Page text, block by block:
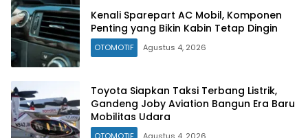
Kenali Sparepart AC Mobil, Komponen
Penting yang Bikin Kabin Tetap Dingin
OTOMOTIF Agustus 4, 2026
Toyota Siapkan Taksi Terbang Listrik,
Gandeng Joby Aviation Bangun Era Baru
Mobilitas Udara